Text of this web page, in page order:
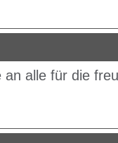
an alle für die